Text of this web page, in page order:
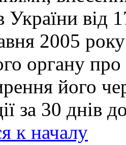
України від
2005
органу
його
за 30 днів
к началу